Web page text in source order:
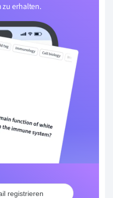
erhalten.
registrieren